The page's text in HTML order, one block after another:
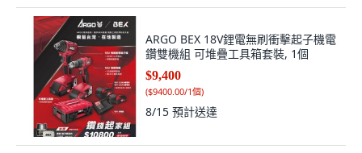
ARGO BEX 18V鋰電無刷衝擊起子機電
鑽雙機組 可堆疊工具箱套裝, 1個
$9,400
($9400.00/1個)
8/15 預計送達